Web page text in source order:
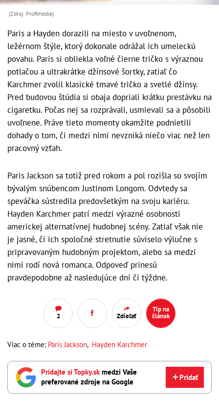
(Zdroj: Profimedia)
Paris a Hayden dorazili na miesto v uvoľnenom,
ležérnom štýle, ktorý dokonale odrážal ich umeleckú
povahu. Paris si obliekla voľné čierne tričko s výraznou
potlačou a ultrakrátke džínsové šortky, zatiaľ čo
Karchmer zvolil klasické tmavé tričko a svetlé džínsy.
Pred budovou štúdia si obaja dopriali krátku prestávku na
cigaretku. Počas nej sa rozprávali, usmievali sa a pôsobili
uvoľnene. Práve tieto momenty okamžite podnietili
dohady o tom, či medzi nimi nevzniká niečo viac než len
pracovný vzťah.
Paris Jackson sa totiž pred rokom a pol rozišla so svojím
bývalým snúbencom Justinom Longom. Odvtedy sa
speváčka sústredila predovšetkým na svoju kariéru.
Hayden Karchmer patrí medzi výrazné osobnosti
americkej alternatívnej hudobnej scény. Zatiaľ však nie
je jasné, či ich spoločné stretnutie súviselo výlučne s
pripravovaným hudobným projektom, alebo sa medzi
nimi rodí nová romanca. Odpoveď prinesú
pravdepodobne až nasledujúce dni či týždne.
2 Zdieľať
Tip na
článok
Viac o téme: Paris Jackson, Hayden Karchmer
Pridajte si Topky.skmedzi Vaše
preferované zdroje na Google
Pridať